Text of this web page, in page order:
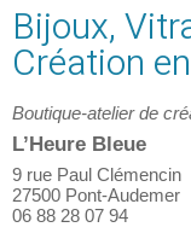
Bijoux,
Création
Boutique-atelier de
L’Heure Bleue
9 rue Paul Clémencin
27500 Pont-Audemer
06 88 28 07 94